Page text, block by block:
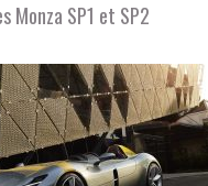
Monza SP1 et SP2